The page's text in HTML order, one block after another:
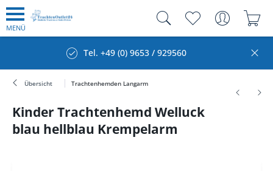
MENÜ
Tel. +49 (0) 9653 / 929560
Übersicht Trachtenhemden Langarm
Kinder Trachtenhemd Welluck
blau hellblau Krempelarm